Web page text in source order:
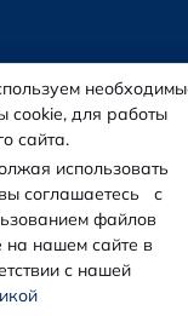
cookie, для работы
сайта.
использовать
соглашаетесь с
файлов
на нашем сайте в
с нашей